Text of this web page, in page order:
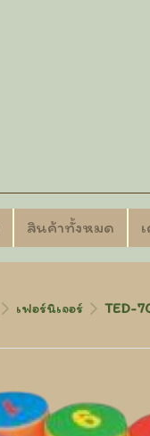
สินค้าทั้งหมด
เฟอร์นิเจอร์ TED-